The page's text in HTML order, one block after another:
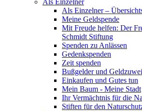
Als Einzelner
Als Einzelner –
Meine Geldspende
Mit Freude helfen: Der
Schmidt Stiftung
Spenden zu Anlässen
Gedenkspenden
Zeit spenden
Bußgelder und
Einkaufen und Gutes tun
Mein Baum - Meine Stadt
Ihr Vermächtnis für die
Stiften für den